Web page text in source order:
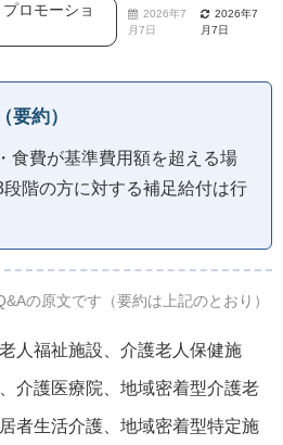
ロモーショ
2026年7
月7日
2026年7
月7日
要約）
食費が基準費用額を超える場
階の方に対する補足給付は行
の原文です（要約は上記のとおり）
老人福祉施設、介護老人保健施
介護医療院、地域密着型介護老
者生活介護、地域密着型特定施